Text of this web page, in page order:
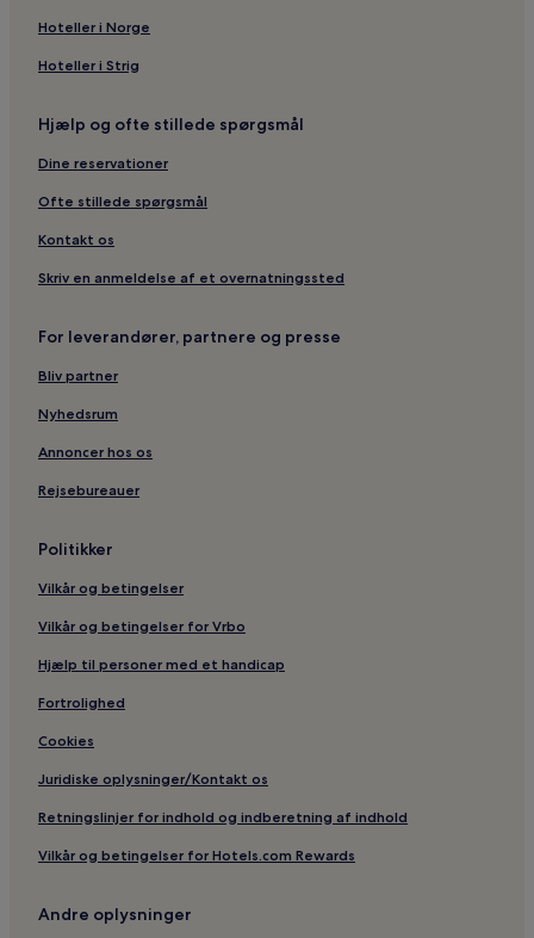
Hoteller i Norge
Hoteller i Strig
Hjælp og ofte stillede spørgsmål
Dine reservationer
Ofte stillede spørgsmål
Kontakt os
Skriv en anmeldelse af et overnatningssted
For leverandører, partnere og presse
Bliv partner
Nyhedsrum
Annoncer hos os
Rejsebureauer
Politikker
Vilkår og betingelser
Vilkår og betingelser for Vrbo
Hjælp til personer med et handicap
Fortrolighed
Cookies
Juridiske oplysninger/Kontakt os
Retningslinjer for indhold og indberetning af indhold
Vilkår og betingelser for Hotels.com Rewards
Andre oplysninger